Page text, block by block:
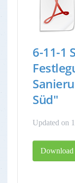
6-11-1
Süd"
Updated on
Download